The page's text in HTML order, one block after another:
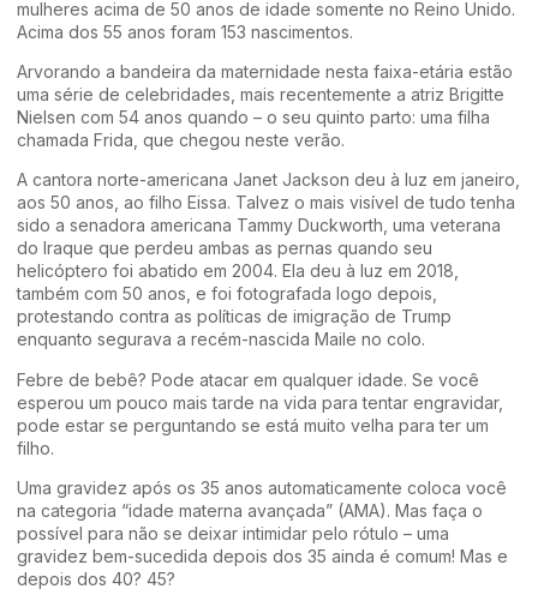
mulheres acima de 50 anos de idade somente no Reino Unido.
Acima dos 55 anos foram 153 nascimentos.
Arvorando a bandeira da maternidade nesta faixa-etária estão
uma série de celebridades, mais recentemente a atriz Brigitte
Nielsen com 54 anos quando – o seu quinto parto: uma filha
chamada Frida, que chegou neste verão.
A cantora norte-americana Janet Jackson deu à luz em janeiro,
aos 50 anos, ao filho Eissa. Talvez o mais visível de tudo tenha
sido a senadora americana Tammy Duckworth, uma veterana
do Iraque que perdeu ambas as pernas quando seu
helicóptero foi abatido em 2004. Ela deu à luz em 2018,
também com 50 anos, e foi fotografada logo depois,
protestando contra as políticas de imigração de Trump
enquanto segurava a recém-nascida Maile no colo.
Febre de bebê? Pode atacar em qualquer idade. Se você
esperou um pouco mais tarde na vida para tentar engravidar,
pode estar se perguntando se está muito velha para ter um
filho.
Uma gravidez após os 35 anos automaticamente coloca você
na categoria “idade materna avançada” (AMA). Mas faça o
possível para não se deixar intimidar pelo rótulo – uma
gravidez bem-sucedida depois dos 35 ainda é comum! Mas e
depois dos 40? 45?